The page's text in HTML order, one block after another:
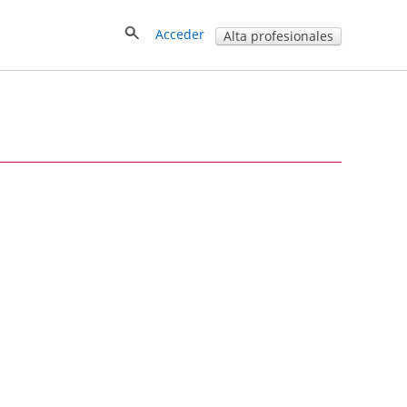
Acceder Alta profesionales